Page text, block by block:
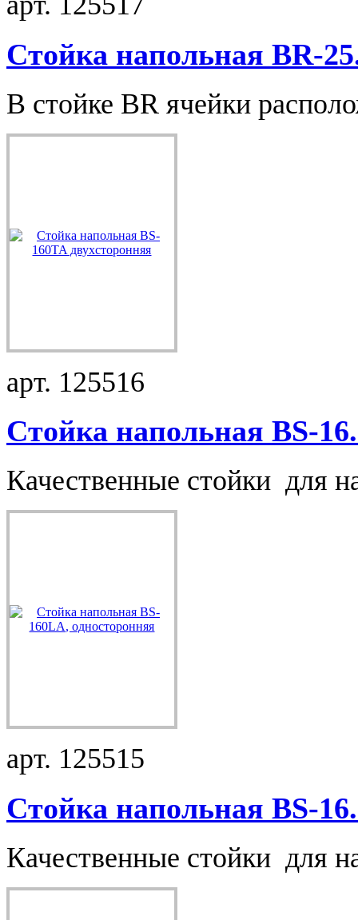
Стойка напольная BR-
В стойке BR ячейки
арт. 125516
Стойка напольная BS-
Качественные стойки для
арт. 125515
Стойка напольная BS-
Качественные стойки для